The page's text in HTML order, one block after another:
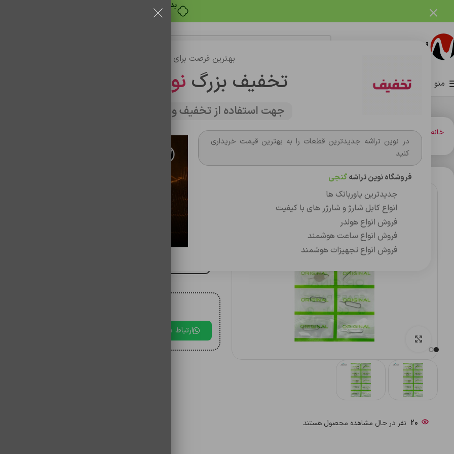
بهترین فرصت برای خرید
تخفیف بزرگ نوین تراشه
جهت استفاده از تخفیف وارد سایت شوید
در نوین تراشه جدیدترین قطعات را به بهترین قیمت خریداری
کنید
فروشگاه نوین تراشهگنجی
جدیدترین پاوربانک ها
انواع کابل شارژ و شارژر های با کیفیت
فروش انواع هولدر
فروش انواع ساعت هوشمند
فروش انواع تجهیزات هوشمند
بدون ضامن، بدون سود
منو صفحه اصلیفروشگاه
خانه کارت حافظه،فلش مموري سوزن سیم کارت پک 10 عددی
بزرگنمایی تصویر
20 نفر در حال مشاهده محصول هستند
سوزن سیم کارت پک 10 عددی
ارتباط در بله
فروشگاه نوین تراشه گنجی